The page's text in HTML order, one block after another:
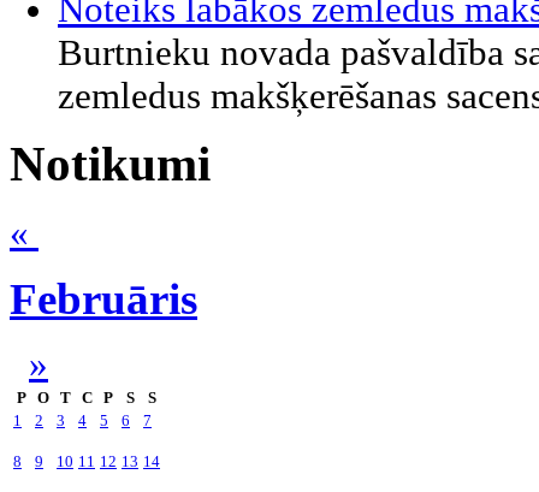
Noteiks labākos zemledus
Burtnieku novada pašvaldība
zemledus makšķerēšanas
Notikumi
«
Februāris
»
P O T C P S
S
1
2 3 4 5 6 7
8 9 10 11 12 13 14